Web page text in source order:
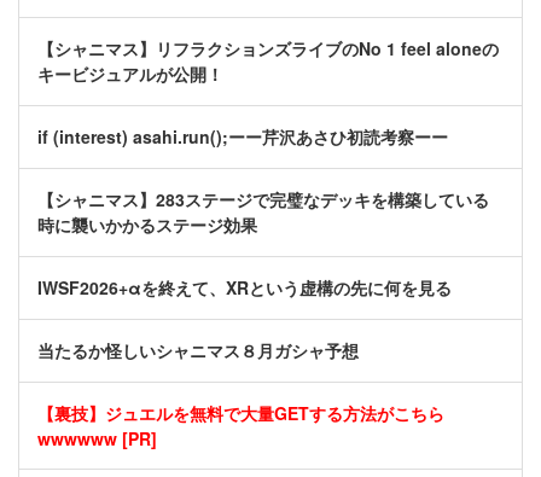
【シャニマス】リフラクションズライブのNo 1 feel aloneの
キービジュアルが公開！
if (interest) asahi.run();ーー芹沢あさひ初読考察ーー
【シャニマス】283ステージで完璧なデッキを構築している
時に襲いかかるステージ効果
IWSF2026+αを終えて、XRという虚構の先に何を見る
当たるか怪しいシャニマス８月ガシャ予想
【裏技】ジュエルを無料で大量GETする方法がこちら
wwwwww [PR]